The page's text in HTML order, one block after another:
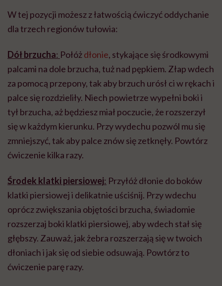
W tej pozycji możesz z łatwością ćwiczyć oddychanie
dla trzech regionów tułowia:
Dół brzucha: Połóżdłonie, stykające się środkowymi
palcami na dole brzucha, tuż nad pępkiem. Złap wdech
za pomocą przepony, tak aby brzuch urósł ci w rękach i
palce się rozdzieliły. Niech powietrze wypełni boki i
tył brzucha, aż będziesz miał poczucie, że rozszerzył
się w każdym kierunku. Przy wydechu pozwól mu się
zmniejszyć, tak aby palce znów się zetknęły. Powtórz
ćwiczenie kilka razy.
Środek klatki piersiowej: Przyłóż dłonie do boków
klatki piersiowej i delikatnie uściśnij. Przy wdechu
oprócz zwiększania objętości brzucha, świadomie
rozszerzaj boki klatki piersiowej, aby wdech stał się
głębszy. Zauważ, jak żebra rozszerzają się w twoich
dłoniach i jak się od siebie odsuwają. Powtórz to
ćwiczenie parę razy.